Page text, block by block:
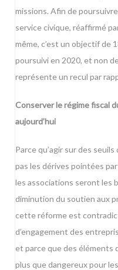
missions. Afin de
service civique, réaffirmé
même, c’est un objectif de
poursuivi en 2020, et non
représente un recul par
Conserver le régime fiscal
aujourd’hui
Parce qu’agir sur des
pas les dérives pointées
les associations seront les
diminution du soutien aux
cette réforme est
d’engagement des
et parce que des éléments
plus que dangereux pour